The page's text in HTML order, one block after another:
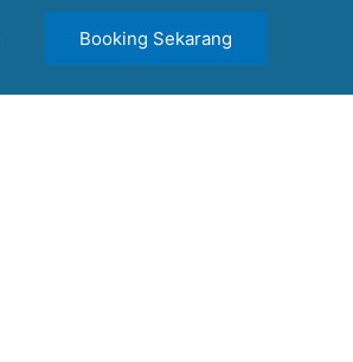
Booking Sekarang